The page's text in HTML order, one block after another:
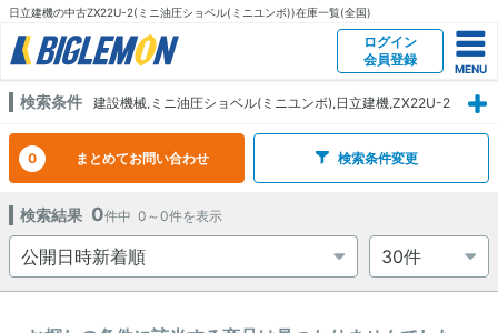
日立建機の中古ZX22U-2(ミニ油圧ショベル(ミニユンボ))在庫一覧(全国)
ログイン
会員登録
検索条件 建設機械,ミニ油圧ショベル(ミニユンボ),日立建機,ZX22U-2
0 まとめてお問い合わせ 検索条件変更
検索結果 0件中 0～0件を表示